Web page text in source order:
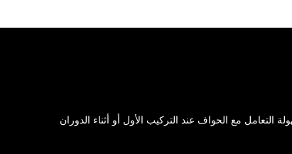
التعامل مع الحواف عند التركيب الأول أو أثناء الدوران